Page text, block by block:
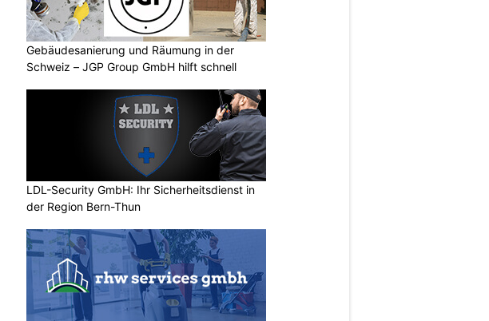
Gebäudesanierung und Räumung in der
Schweiz – JGP Group GmbH hilft schnell
LDL-Security GmbH: Ihr Sicherheitsdienst in
der Region Bern-Thun